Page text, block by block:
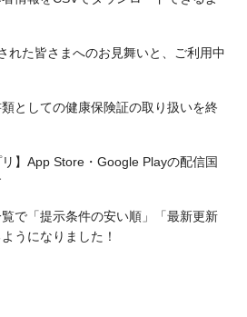
れた皆さまへのお見舞いと、ご利用中
類としての健康保険証の取り扱いを終
リ】App Store・Google Playの配信国
で「提示条件の安い順」「最新更新
うになりました！